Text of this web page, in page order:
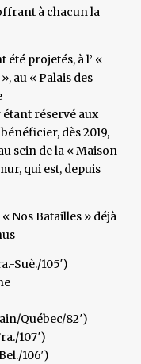
à chacun la
projetés, à l’ «
au « Palais des
étant réservé aux
dès 2019,
sein de la « Maison
qui est, depuis
Nos Batailles » déjà
Suè./105′)
Québec/82′)
107′)
106′)